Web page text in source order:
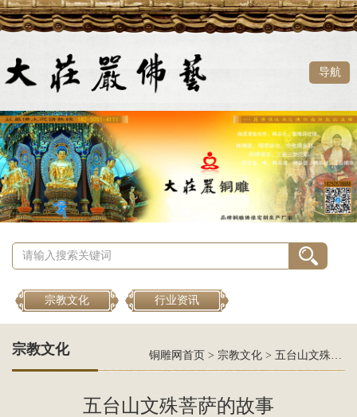
导航
宗教文化 行业资讯
宗教文化 铜雕网首页 > 宗教文化 > 五台山文殊菩萨的故事
五台山文殊菩萨的故事